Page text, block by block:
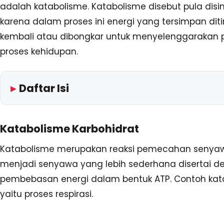
adalah katabolisme. Katabolisme disebut pula
karena dalam proses ini energi yang tersimpan
kembali atau dibongkar untuk menyelenggarakan
proses kehidupan.
Daftar Isi
Katabolisme Karbohidrat
Katabolisme merupakan reaksi pemecahan
menjadi senyawa yang lebih sederhana disertai
pembebasan energi dalam bentuk ATP. Contoh
yaitu proses respirasi.